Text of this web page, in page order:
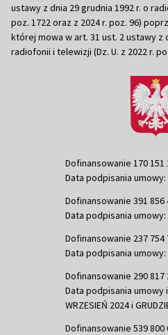
ustawy z dnia 29 grudnia 1992 r. o
poz. 1722 oraz z 2024 r. poz. 96)
której mowa w art. 31 ust. 2 ustawy z
radiofonii i telewizji (Dz. U. z 2022 r.
Dofinansowanie 170 151
Data podpisania umowy:
Dofinansowanie 391 856
Data podpisania umowy:
Dofinansowanie 237 754
Data podpisania umowy:
Dofinansowanie 290 817
Data podpisania umowy
WRZESIEŃ 2024 i
Dofinansowanie 539 800